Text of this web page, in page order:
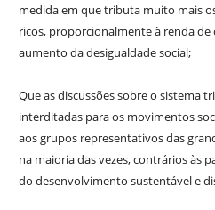
medida em que tributa muito mais
ricos, proporcionalmente à renda
aumento da desigualdade social;
Que as discussões sobre o sistema
interditadas para os movimentos
aos grupos representativos das
na maioria das vezes, contrários às
do desenvolvimento sustentável e